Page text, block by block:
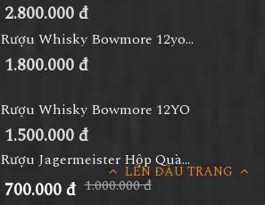
2.800.000 đ
Rượu Whisky Bowmore 12yo...
1.800.000 đ
Rượu Whisky Bowmore 12YO
1.500.000 đ
Rượu Jagermeister Hộp Quà...
700.000 đ 1.000.000 đ
LÊN ĐẦU TRANG